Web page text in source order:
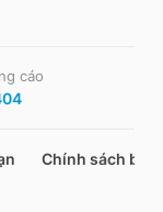
cáo
Chính sách bảo